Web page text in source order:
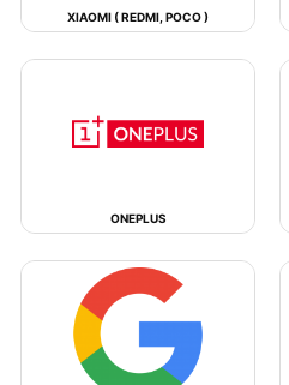
XIAOMI ( REDMI, POCO )
ONEPLUS